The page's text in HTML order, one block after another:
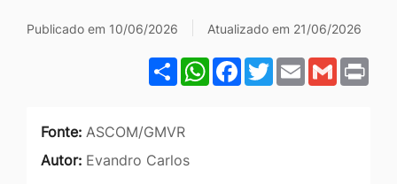
Publicado em 10/06/2026 Atualizado em 21/06/2026
ShareWhatsApp
Facebook
Twitter
EmailGmail
Fonte: ASCOM/GMVR
Autor: Evandro Carlos